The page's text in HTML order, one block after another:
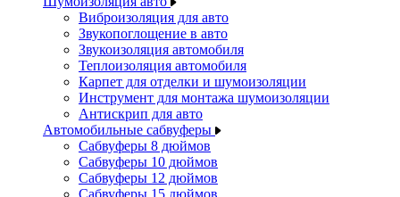
Виброизоляция для авто
Звукопоглощение в авто
Звукоизоляция автомобиля
Теплоизоляция автомобиля
Карпет для отделки и шумоизоляции
Инструмент для монтажа шумоизоляции
Антискрип для авто
Автомобильные сабвуферы
Сабвуферы 8 дюймов
Сабвуферы 10 дюймов
Сабвуферы 12 дюймов
Сабвуферы 15 дюймов